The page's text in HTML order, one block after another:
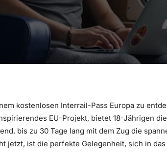
kostenlosen Interrail-Pass Europa zu
EU-Projekt, bietet 18-Jährigen
bis zu 30 Tage lang mit dem Zug die
jetzt, ist die perfekte Gelegenheit, sich in